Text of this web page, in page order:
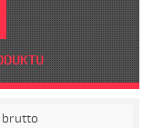
brutto